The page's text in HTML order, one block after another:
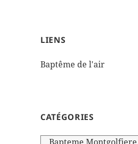
LIENS
Baptême de l'air
CATÉGORIES
Catégories